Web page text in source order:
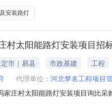
安装路灯
村太阳能路灯安装项目招
市｜易县 市政基建
工程
代理单位： 河北梦名工程项目
家庄村太阳能路灯安装项目询比